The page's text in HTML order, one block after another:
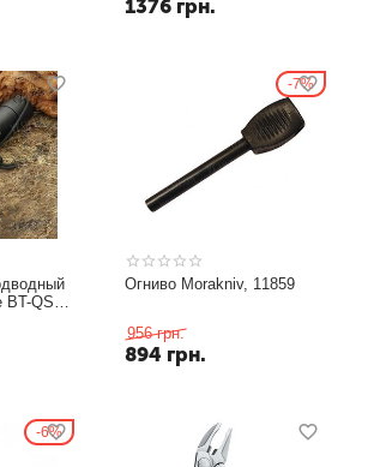
1376 грн.
QS88
7%
Огниво Morakniv, 11859
956 грн.
894 грн.
6%